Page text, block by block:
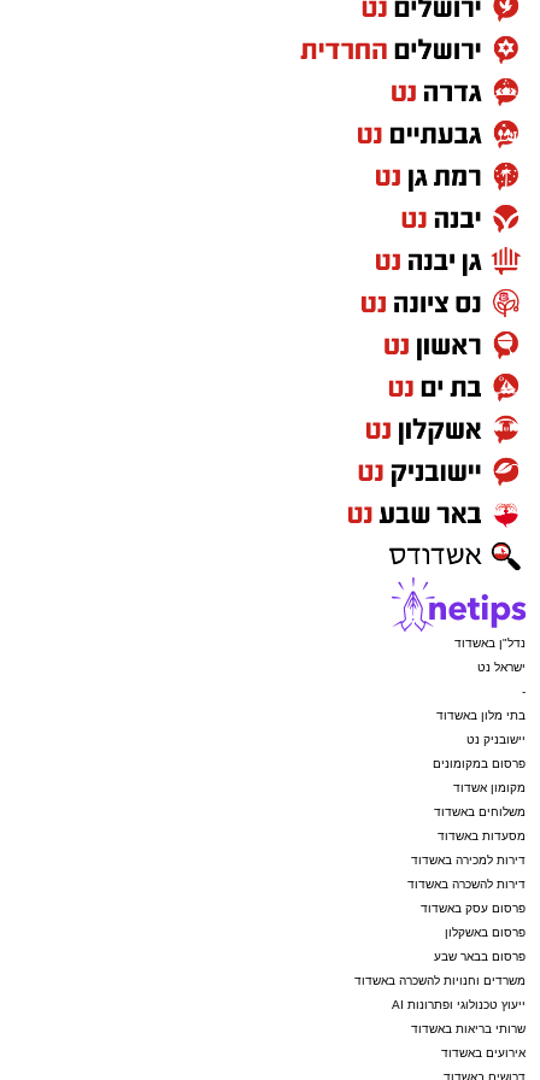
הם מתנצלים על אי-הנוחות הזמנית ומודים לציבור
על הסבלנות, וכי ניתן לקבל פרטים נוספים באתר
החברה בכתובת
מעוניינים להגיב? לדווח ? צרו איתנו קשר במייל -
ASHDODS@ISNET.CO.IL
נדל"ן באשדוד
ישראל נט
-
בתי מלון באשדוד
יישובניק נט
פרסום במקומונים
מקומון אשדוד
משלוחים באשדוד
מסעדות באשדוד
דירות למכירה באשדוד
דירות להשכרה באשדוד
פרסום עסק באשדוד
פרסום באשקלון
פרסום בבאר שבע
משרדים וחנויות להשכרה באשדוד
ייעוץ טכנולוגי ופתרונות AI
שרותי בריאות באשדוד
אירועים באשדוד